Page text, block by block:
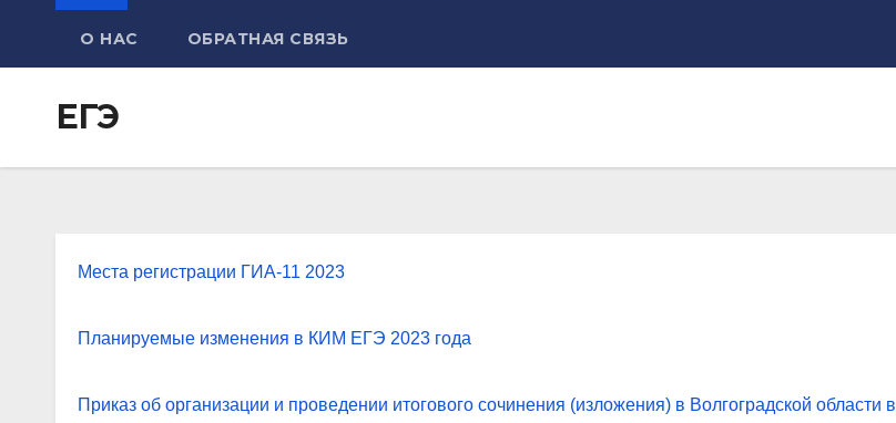
О НАС ОБРАТНАЯ СВЯЗЬ
ЕГЭ
Места регистрации ГИА-11 2023
Планируемые изменения в КИМ ЕГЭ 2023 года
Приказ об организации и проведении итогового сочинения (изложения) в Волгоградской области в